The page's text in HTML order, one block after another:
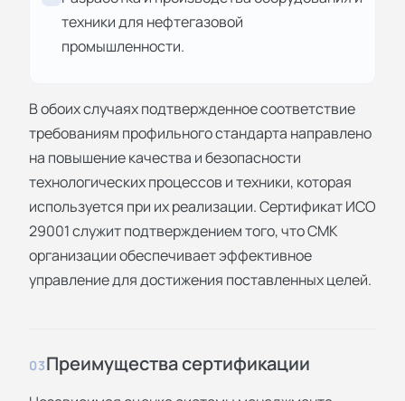
техники для нефтегазовой
промышленности.
В обоих случаях подтвержденное соответствие
требованиям профильного стандарта направлено
на повышение качества и безопасности
технологических процессов и техники, которая
используется при их реализации. Сертификат ИСО
29001 служит подтверждением того, что СМК
организации обеспечивает эффективное
управление для достижения поставленных целей.
03Преимущества сертификации